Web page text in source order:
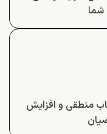
شما
منطقی و افزایش